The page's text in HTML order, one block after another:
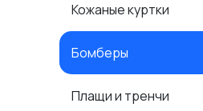
Кожаные куртки
Бомберы
Плащи и тренчи